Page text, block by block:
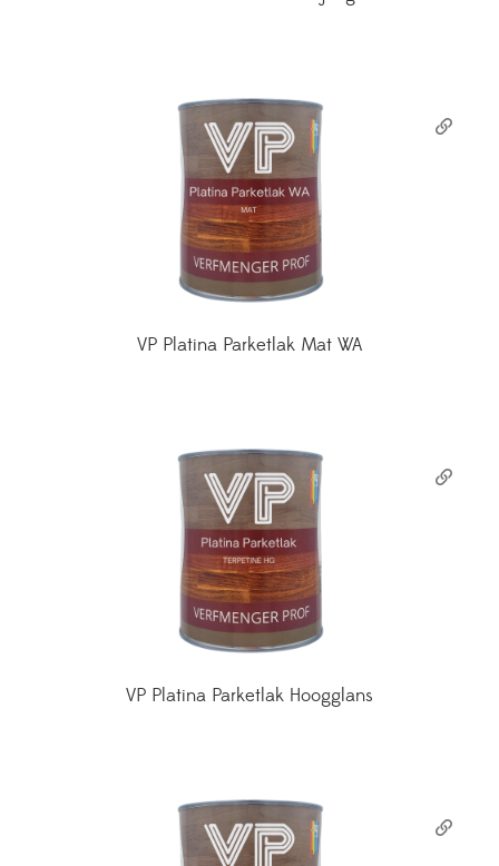
VP Platina Parketlak Mat WA
VP Platina Parketlak Hoogglans